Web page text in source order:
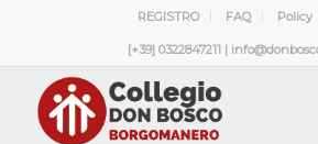
REGISTRO FAQ Policy
[+39] 0322847211 |